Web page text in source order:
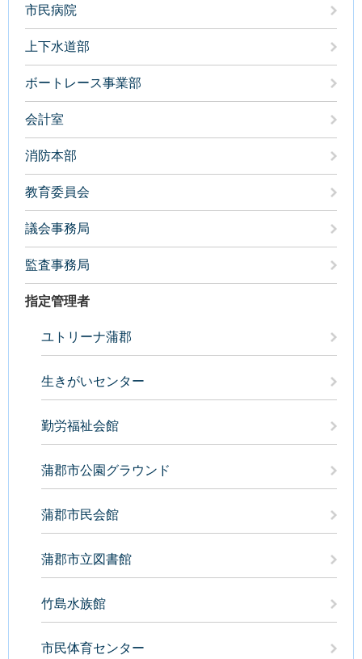
市民病院
上下水道部
ボートレース事業部
会計室
消防本部
教育委員会
議会事務局
監査事務局
指定管理者
ユトリーナ蒲郡
生きがいセンター
勤労福祉会館
蒲郡市公園グラウンド
蒲郡市民会館
蒲郡市立図書館
竹島水族館
市民体育センター